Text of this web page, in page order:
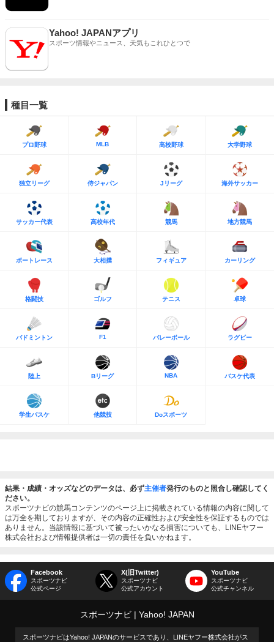
Yahoo! JAPANアプリ
スポーツ情報やニュース、天気もこれひとつで
種目一覧
プロ野球 MLB 高校野球 大学野球
独立リーグ 侍ジャパン Jリーグ 海外サッカー
サッカー代表 高校年代 競馬 地方競馬
ボートレース 大相撲 フィギュア カーリング
格闘技 ゴルフ テニス 卓球
バドミントン F1 バレーボール ラグビー
陸上 Bリーグ NBA バスケ代表
学生バスケ 他競技 Doスポーツ
結果・成績・オッズなどのデータは、必ず主催者発行のものと照合し確認してく
ださい。
スポーツナビの競馬コンテンツのページ上に掲載されている情報の内容に関して
は万全を期しておりますが、その内容の正確性および安全性を保証するものでは
ありません。当該情報に基づいて被ったいかなる損害についても、LINEヤフー
株式会社および情報提供者は一切の責任を負いかねます。
Facebook
スポーツナビ
公式ページ
X(旧Twitter)
スポーツナビ
公式アカウント
YouTube
スポーツナビ
公式チャンネル
スポーツナビ Yahoo! JAPAN
スポーツナビはYahoo! JAPANのサービスであり、LINEヤフー株式会社がス